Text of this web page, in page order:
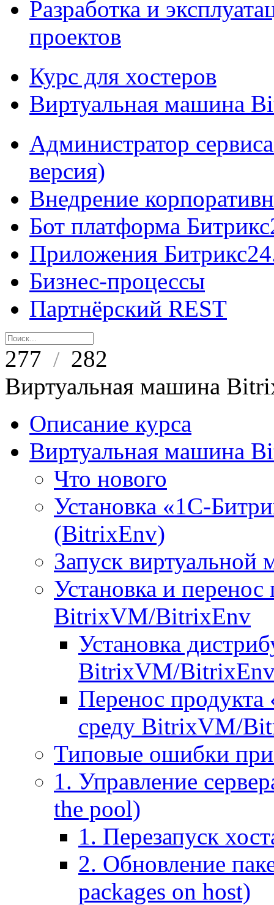
Разработка и
проектов
Курс для хостеров
Виртуальная машина
Администратор
версия)
Внедрение
Бот платформа
Приложения
Бизнес-процессы
Партнёрский REST
277 / 282
Виртуальная машина
Описание курса
Виртуальная машина
Что нового
Установка «1С-
(BitrixEnv)
Запуск
Установка и
BitrixVM/BitrixEnv
Установка
BitrixVM/
Перенос
среду BitrixVM/
Типовые ошибки при
1. Управление
the pool)
1. Перезапуск
2. Обновление
packages on host)